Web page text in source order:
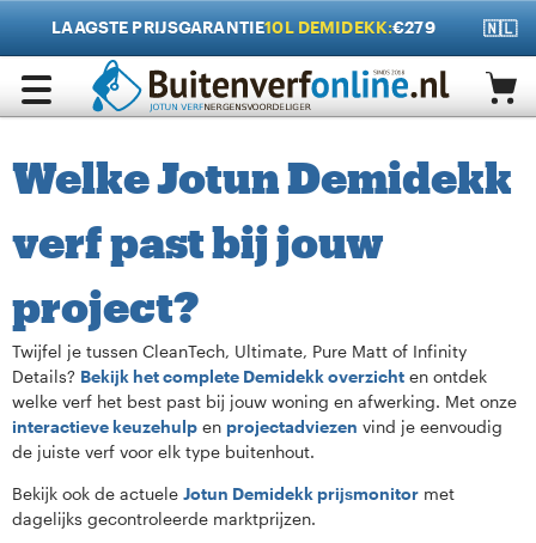
LAAGSTE PRIJSGARANTIE10L DEMIDEKK:€279 🇳🇱
Welke Jotun Demidekk
verf past bij jouw
project?
Twijfel je tussen CleanTech, Ultimate, Pure Matt of Infinity
Details? Bekijk het complete Demidekk overzicht en ontdek
welke verf het best past bij jouw woning en afwerking. Met onze
interactieve keuzehulp en projectadviezen vind je eenvoudig
de juiste verf voor elk type buitenhout.
Bekijk ook de actuele Jotun Demidekk prijsmonitor met
dagelijks gecontroleerde marktprijzen.